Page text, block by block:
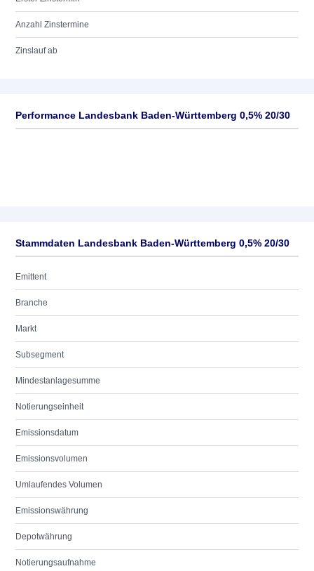
Anzahl Zinstermine
Zinslauf ab
Performance Landesbank Baden-Württemberg 0,5% 20/30
Stammdaten Landesbank Baden-Württemberg 0,5% 20/30
Emittent
Branche
Markt
Subsegment
Mindestanlagesumme
Notierungseinheit
Emissionsdatum
Emissionsvolumen
Umlaufendes Volumen
Emissionswährung
Depotwährung
Notierungsaufnahme